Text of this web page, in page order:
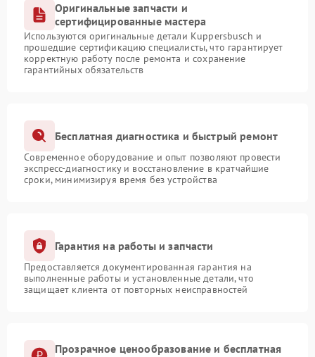
Оригинальные запчасти и
сертифицированные мастера
Используются оригинальные детали Kuppersbusch и
прошедшие сертификацию специалисты, что гарантирует
корректную работу после ремонта и сохранение
гарантийных обязательств
Бесплатная диагностика и быстрый ремонт
Современное оборудование и опыт позволяют провести
экспресс-диагностику и восстановление в кратчайшие
сроки, минимизируя время без устройства
Гарантия на работы и запчасти
Предоставляется документированная гарантия на
выполненные работы и установленные детали, что
защищает клиента от повторных неисправностей
Прозрачное ценообразование и бесплатная